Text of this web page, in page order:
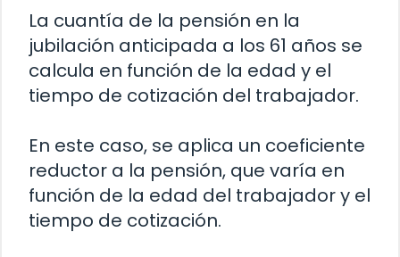
La cuantía de la pensión en la
jubilación anticipada a los 61 años se
calcula en función de la edad y el
tiempo de cotización del trabajador.
En este caso, se aplica un coeficiente
reductor a la pensión, que varía en
función de la edad del trabajador y el
tiempo de cotización.